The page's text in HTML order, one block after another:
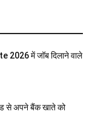
में जॉब दिलाने वाले
से अपने बैंक खाते को